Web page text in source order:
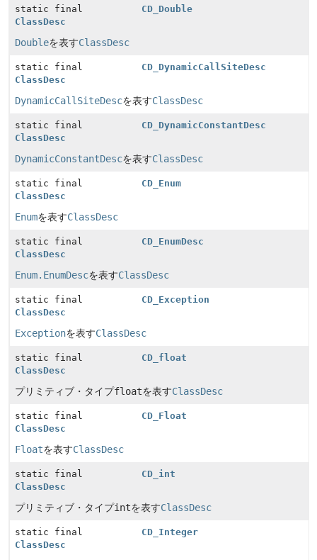
static final
ClassDesc
CD_Double
Doubleを表すClassDesc
static final
ClassDesc
CD_DynamicCallSiteDesc
DynamicCallSiteDescを表すClassDesc
static final
ClassDesc
CD_DynamicConstantDesc
DynamicConstantDescを表すClassDesc
static final
ClassDesc
CD_Enum
Enumを表すClassDesc
static final
ClassDesc
CD_EnumDesc
Enum.EnumDescを表すClassDesc
static final
ClassDesc
CD_Exception
Exceptionを表すClassDesc
static final
ClassDesc
CD_float
プリミティブ・タイプfloatを表すClassDesc
static final
ClassDesc
CD_Float
Floatを表すClassDesc
static final
ClassDesc
CD_int
プリミティブ・タイプintを表すClassDesc
static final
ClassDesc
CD_Integer